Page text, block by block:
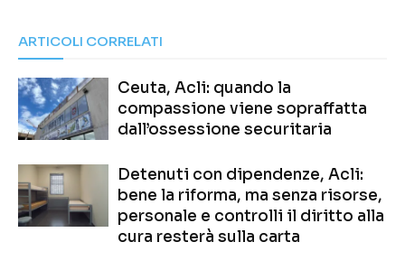
ARTICOLI CORRELATI
Ceuta, Acli: quando la
compassione viene sopraffatta
dall’ossessione securitaria
Detenuti con dipendenze, Acli:
bene la riforma, ma senza risorse,
personale e controlli il diritto alla
cura resterà sulla carta